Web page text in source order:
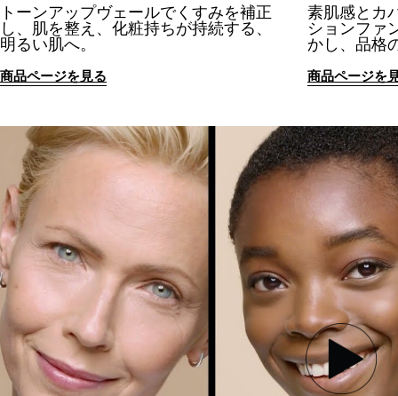
トーンアップヴェールでくすみを補正
し、肌を整え、化粧持ちが持続する、
明るい肌へ。
商品ページを見る
素肌感とカ
ションファ
かし、品格
商品ページを